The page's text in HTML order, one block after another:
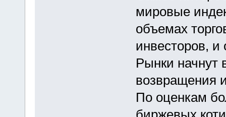
мировые
объемах
инвесторов, и
Рынки начнут
возвращения
По оценкам